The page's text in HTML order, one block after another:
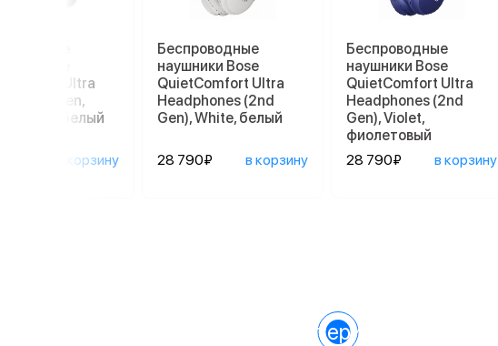
Ultra
2nd Gen,
Smoke, белый
в корзину
Беспроводные
наушники Bose
QuietComfort Ultra
Headphones (2nd
Gen), White, белый
28 790₽ в корзину
Беспроводные
наушники Bose
QuietComfort Ultra
Headphones (2nd
Gen), Violet,
фиолетовый
28 790₽
в корзину
Характеристики